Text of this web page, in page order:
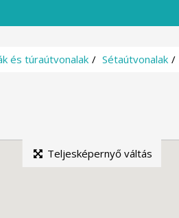
és túraútvonalak Sétaútvonalak
Teljesképernyő váltás